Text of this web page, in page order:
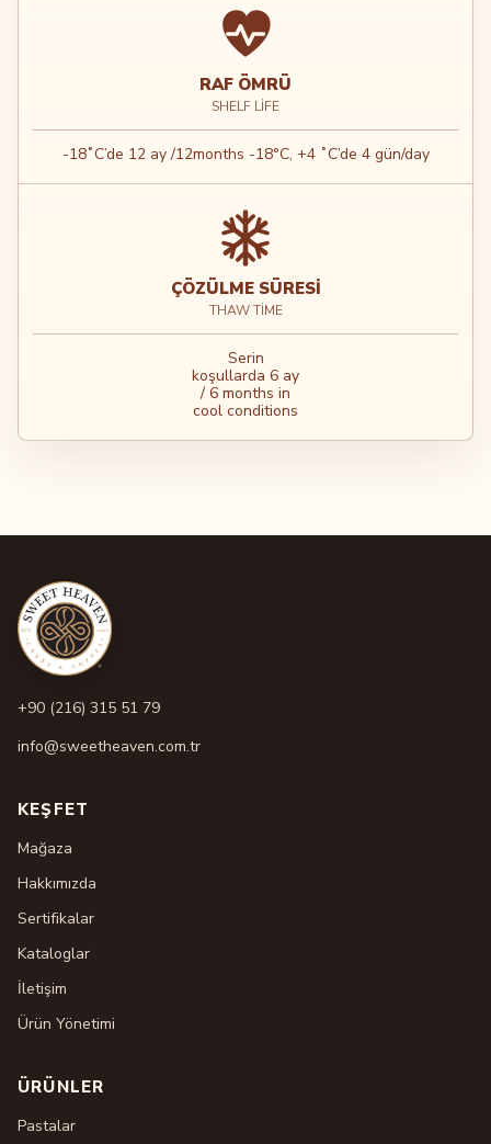
RAF ÖMRÜ
SHELF LIFE
-18˚C’de 12 ay /12months -18°C, +4 ˚C’de 4 gün/day
ÇÖZÜLME SÜRESI
THAW TIME
Serin
koşullarda 6 ay
/ 6 months in
cool conditions
+90 (216) 315 51 79
info@sweetheaven.com.tr
KEŞFET
Mağaza
Hakkımızda
Sertifikalar
Kataloglar
İletişim
Ürün Yönetimi
ÜRÜNLER
Pastalar